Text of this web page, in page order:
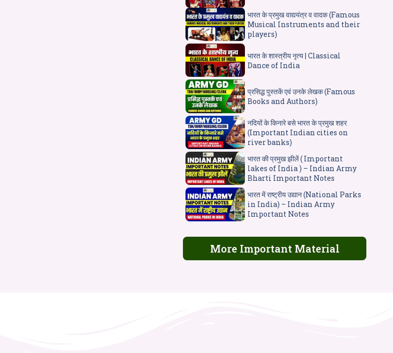
भारत के प्रमुख वाद्ययंत्र व वादक (Famous
Musical Instruments and their
players)
भारत के शास्त्रीय नृत्य | Classical
Dance of India
प्रसिद्ध पुस्तकें एवं उनके लेखक (Famous
Books and Authors)
नदियों के किनारे बसे भारत के प्रमुख शहर
(Important Indian cities on
river banks)
भारत की प्रमुख झीलें ( Important
lakes of India ) – Indian Army
Bharti Important Notes
भारत में राष्ट्रीय उद्यान (National Parks
in India) – Indian Army
Important Notes
More Important Material